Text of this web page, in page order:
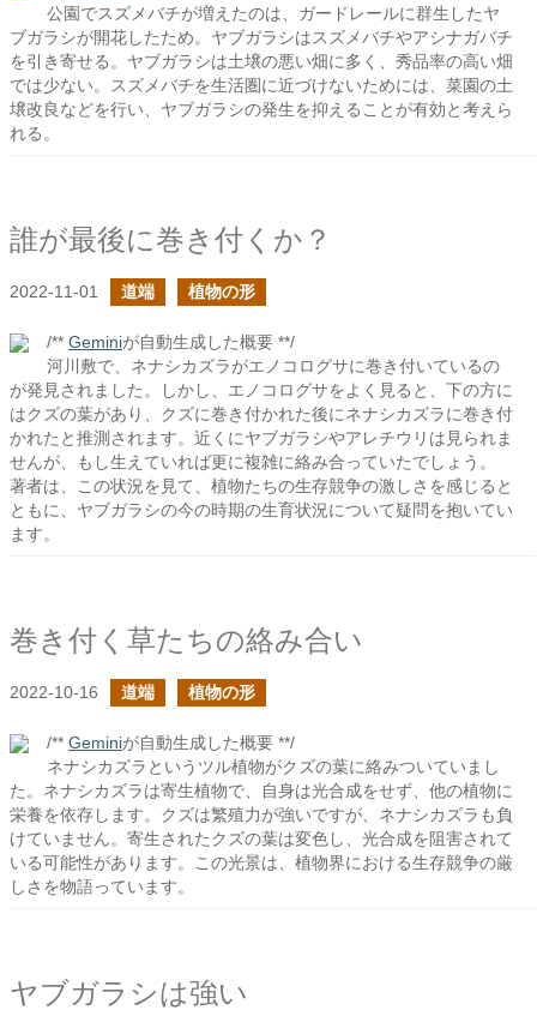
公園でスズメバチが増えたのは、ガードレールに群生したヤ
ブガラシが開花したため。ヤブガラシはスズメバチやアシナガバチ
を引き寄せる。ヤブガラシは土壌の悪い畑に多く、秀品率の高い畑
では少ない。スズメバチを生活圏に近づけないためには、菜園の土
壌改良などを行い、ヤブガラシの発生を抑えることが有効と考えら
れる。
誰が最後に巻き付くか？
2022-11-01 道端 植物の形
/** Geminiが自動生成した概要 **/
河川敷で、ネナシカズラがエノコログサに巻き付いているの
が発見されました。しかし、エノコログサをよく見ると、下の方に
はクズの葉があり、クズに巻き付かれた後にネナシカズラに巻き付
かれたと推測されます。近くにヤブガラシやアレチウリは見られま
せんが、もし生えていれば更に複雑に絡み合っていたでしょう。
著者は、この状況を見て、植物たちの生存競争の激しさを感じると
ともに、ヤブガラシの今の時期の生育状況について疑問を抱いてい
ます。
巻き付く草たちの絡み合い
2022-10-16 道端 植物の形
/** Geminiが自動生成した概要 **/
ネナシカズラというツル植物がクズの葉に絡みついていまし
た。ネナシカズラは寄生植物で、自身は光合成をせず、他の植物に
栄養を依存します。クズは繁殖力が強いですが、ネナシカズラも負
けていません。寄生されたクズの葉は変色し、光合成を阻害されて
いる可能性があります。この光景は、植物界における生存競争の厳
しさを物語っています。
ヤブガラシは強い